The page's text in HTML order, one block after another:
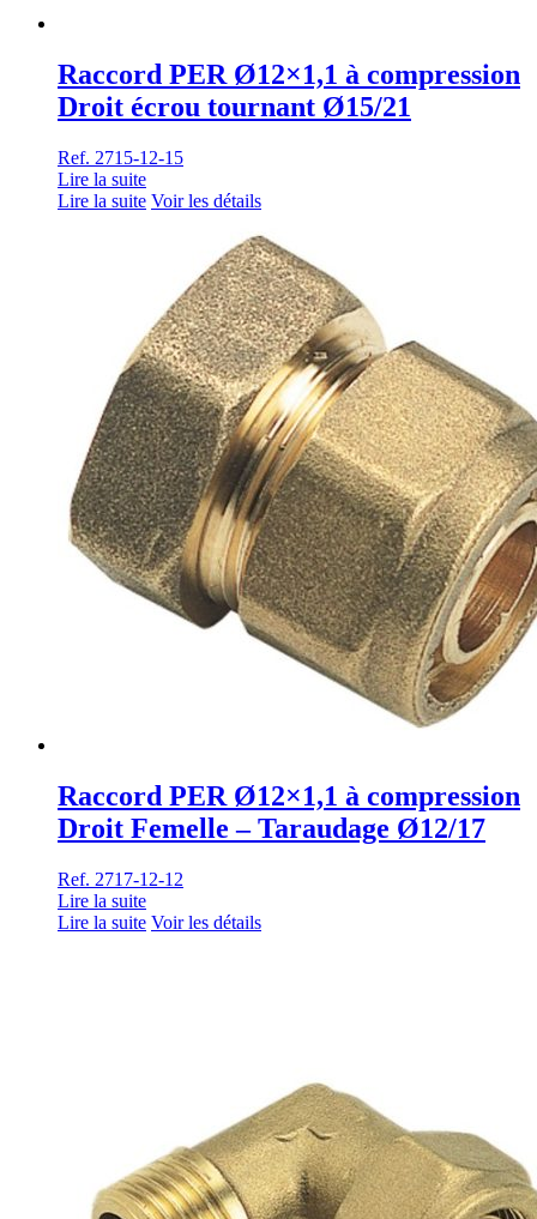
Raccord PER Ø12×1,1 à compression
Droit écrou tournant Ø15/21
Ref. 2715-12-15
Lire la suite
Lire la suite Voir les détails
Raccord PER Ø12×1,1 à compression
Droit Femelle – Taraudage Ø12/17
Ref. 2717-12-12
Lire la suite
Lire la suite Voir les détails